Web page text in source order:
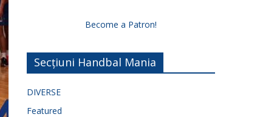
Become a Patron!
Secțiuni Handbal Mania
DIVERSE
Featured